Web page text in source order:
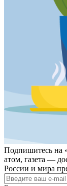
Подпишитесь на
атом, газета —
России и мира